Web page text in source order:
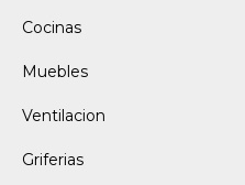
Cocinas
Muebles
Ventilacion
Griferias